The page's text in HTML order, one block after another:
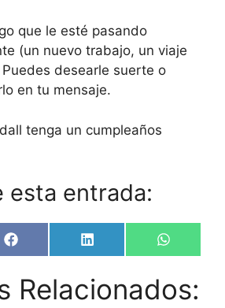
que le esté pasando
(un nuevo trabajo, un viaje
Puedes desearle suerte o
en tu mensaje.
tenga un cumpleaños
esta entrada:
Share
on
F
a
e
b
Share
on
L
i
k
e
Share
on
W
h
t
s
Relacionados: